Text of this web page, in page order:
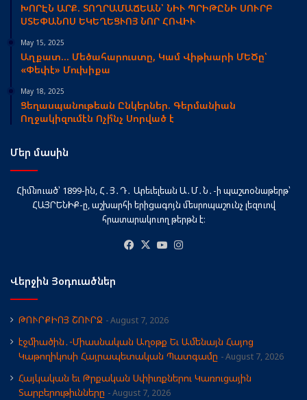
ԽՈՐԷՆ ԱՐՔ. ՏՈՂՐԱՄԱՃԵԱՆ՝ ՆԻՒ ՊՐԻԹԸՆԻ ՍՈՒՐԲ
ՍՏԵՓԱՆՈՍ ԵԿԵՂԵՑՒՈՅ ՆՈՐ ՀՈՎԻՒ
May 15, 2025
Աղքատ… Մեծահարուստը, Կամ Վիթխարի ՄԵԾը՝
«Փեփէ» Մուխիքա
May 18, 2025
Ցեղասպանութեան Ընկերներ. Գերմանիան
Ողջակիզումէն Ոչի՞նչ Սորված է
Մեր մասին
Հիմնուած՝ 1899-ին, Հ․Յ․Դ․ Արեւելեան Ա․Մ․Ն․-ի պաշտօնաթերթ՝
ՀԱՅՐԵՆԻՔ-ը, աշխարհի երիցագոյն մեսրոպաշունչ լեզուով
հրատարակուող թերթն է։
Facebook
X YouTube
Վերջին Յօդուածներ
ԹՈՒՐՔԻՈՅ ՇՈՒՐՋ August 7, 2026
էջմիածին․-Միասնական Աղօթք Եւ Ամենայն Հայոց
Կաթողիկոսի Հայրապետական Պատգամը
August 7, 2026
Հայկական եւ Թրքական Սփիւռքներու Կառուցային
Տարբերութիւնները
August 7, 2026